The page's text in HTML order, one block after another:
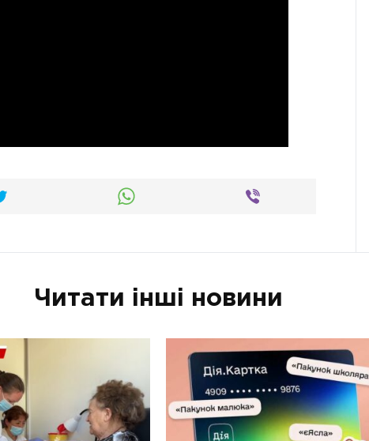
Читати інші новини